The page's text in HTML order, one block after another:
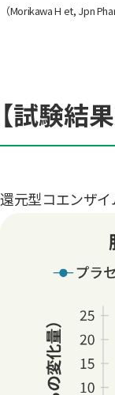
（Morikawa H et, Jpn
【試験結
還元型コエンザ